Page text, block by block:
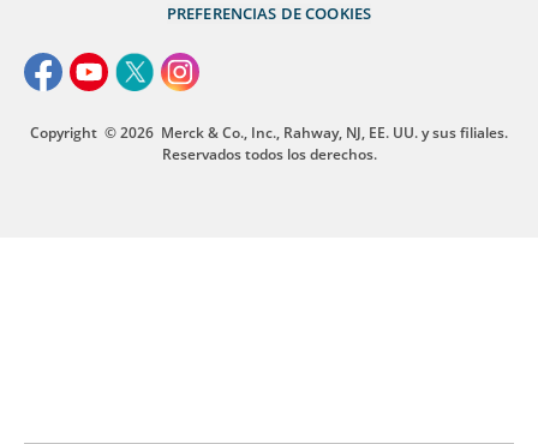
PREFERENCIAS DE COOKIES
Copyright © 2026 Merck & Co., Inc., Rahway, NJ, EE. UU. y sus filiales.
Reservados todos los derechos.